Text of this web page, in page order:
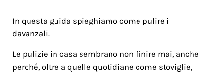
In questa guida spieghiamo come pulire i
davanzali.
Le pulizie in casa sembrano non finire mai, anche
perché, oltre a quelle quotidiane come stoviglie,